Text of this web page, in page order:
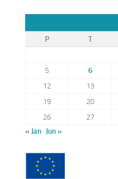
P
T
5
6
12
13
19
20
26
27
« Jan Jun »